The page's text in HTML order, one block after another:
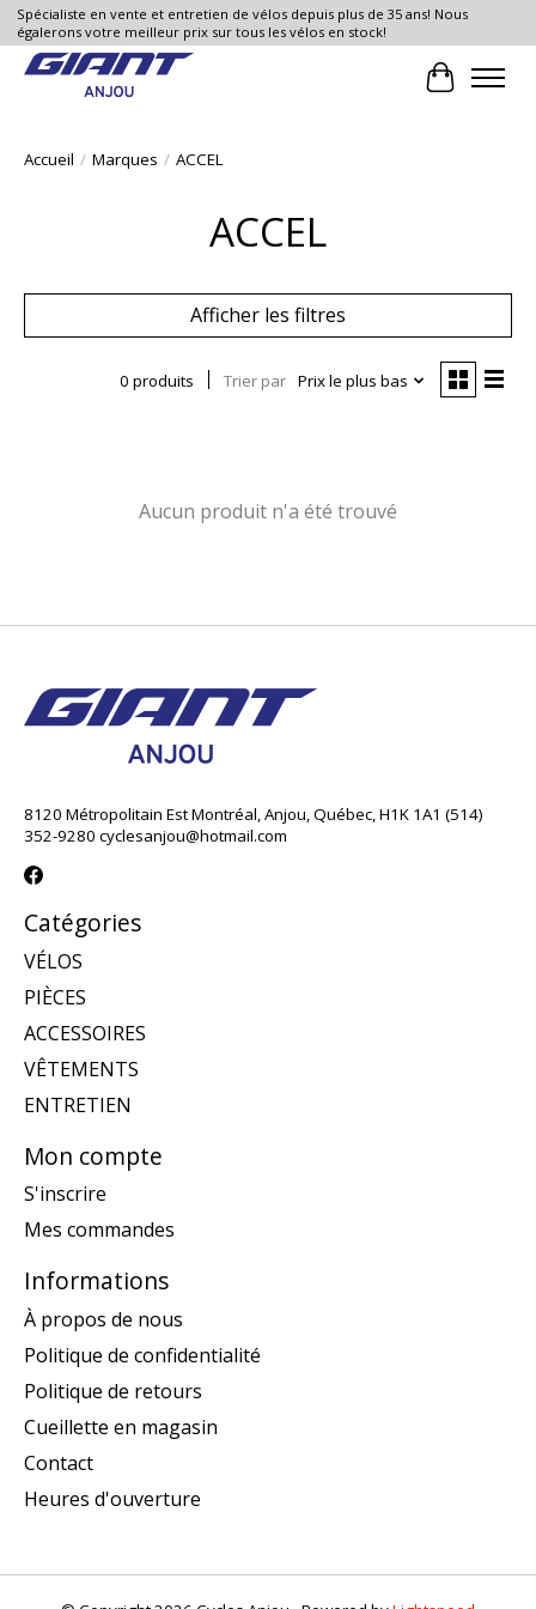
Spécialiste en vente et entretien de vélos depuis plus de 35 ans! Nous
égalerons votre meilleur prix sur tous les vélos en stock!
Panier
Accueil / Marques / ACCEL
ACCEL
Afficher les filtres
0 produits Trier par Prix le plus bas
Aucun produit n'a été trouvé
8120 Métropolitain Est Montréal, Anjou, Québec, H1K 1A1 (514)
352-9280 cyclesanjou@hotmail.com
Catégories
VÉLOS
PIÈCES
ACCESSOIRES
VÊTEMENTS
ENTRETIEN
Mon compte
S'inscrire
Mes commandes
Informations
À propos de nous
Politique de confidentialité
Politique de retours
Cueillette en magasin
Contact
Heures d'ouverture